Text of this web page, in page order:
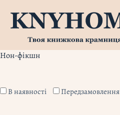
вмісту
Нон-фікшн
В наявності Передзамовлення